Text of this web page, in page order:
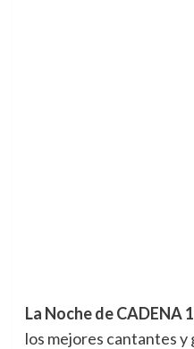
La Noche de CADENA
los mejores cantantes y